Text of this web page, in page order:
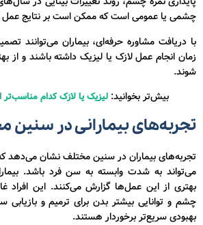
چشمی یا عمومی است که ممکن است بر نتایج عمل
با دریافت مشاوره حرفه‌ای، بیماران می‌توانند
زمان انجام عمل لازک یا لیزیک داشته باشند و از
شوند.
بیش‌تر بخوانید: لیزیک یا لازک کدام
تجربه‌های بیمارانی در سنین
تجربه‌های بیماران در سنین مختلف نشان می‌دهد
می‌تواند به شدت وابسته به سن فرد باشد.
بهتری از این عمل‌ها گزارش می‌کنند. این افراد
چشم و توانایی بیشتر بدن برای ترمیم و بازیابی
بهبودی سریع‌تر برخوردار هستند.